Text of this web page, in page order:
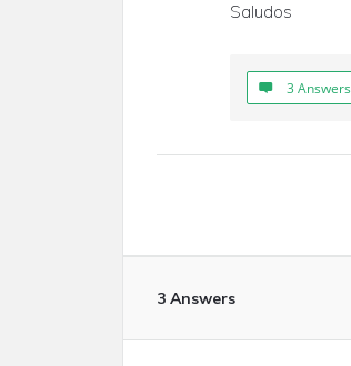
Saludos
3 Answers
3 Answers